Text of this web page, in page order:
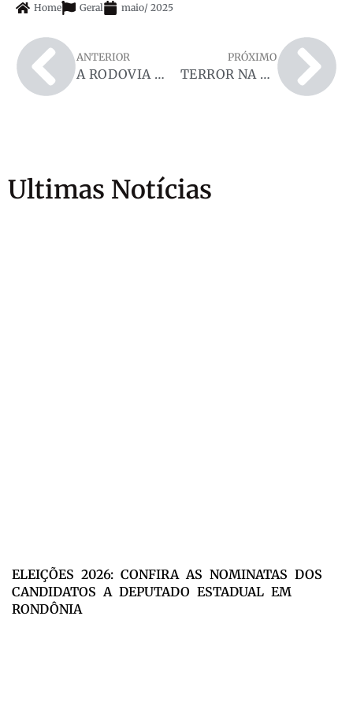
Home Geral maio/ 2025
ANTERIOR
A RODOVIA DA MORTE: RO-387 SEGUE COLOCANDO VIDAS EM RISCO SEM AÇÃO EFETIVA DO GOVERNO
PRÓXIMO
TERROR NA MADRUGADA: Polícia Civil prende estuprador reincidente em Espigão do Oeste
Ultimas Notícias
ELEIÇÕES 2026: CONFIRA AS NOMINATAS DOS
CANDIDATOS A DEPUTADO ESTADUAL EM
RONDÔNIA